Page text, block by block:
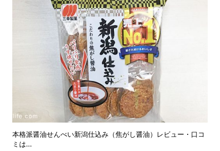
本格派醤油せんべい新潟仕込み（焦がし醤油）レビュー・口コ
ミは...